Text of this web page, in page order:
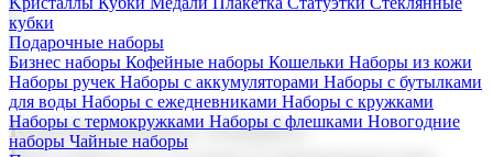
кубки
Подарочные наборы
Бизнес наборы Кофейные наборы Кошельки Наборы из кожи
Наборы ручек Наборы с аккумуляторами Наборы с бутылками
для воды Наборы с ежедневниками Наборы с кружками
Наборы с термокружками Наборы с флешками Новогодние
наборы Чайные наборы
Корпоративные подарки